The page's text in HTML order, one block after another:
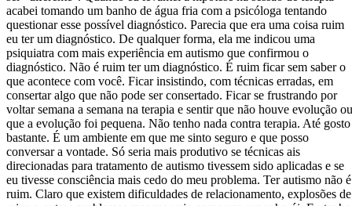
acabei tomando um banho de água fria com a psicóloga tentando
questionar esse possível diagnóstico. Parecia que era uma coisa ruim
eu ter um diagnóstico. De qualquer forma, ela me indicou uma
psiquiatra com mais experiência em autismo que confirmou o
diagnóstico. Não é ruim ter um diagnóstico. É ruim ficar sem saber o
que acontece com você. Ficar insistindo, com técnicas erradas, em
consertar algo que não pode ser consertado. Ficar se frustrando por
voltar semana a semana na terapia e sentir que não houve evolução ou
que a evolução foi pequena. Não tenho nada contra terapia. Até gosto
bastante. É um ambiente em que me sinto seguro e que posso
conversar a vontade. Só seria mais produtivo se técnicas ais
direcionadas para tratamento de autismo tivessem sido aplicadas e se
eu tivesse consciência mais cedo do meu problema. Ter autismo não é
ruim. Claro que existem dificuldades de relacionamento, explosões de